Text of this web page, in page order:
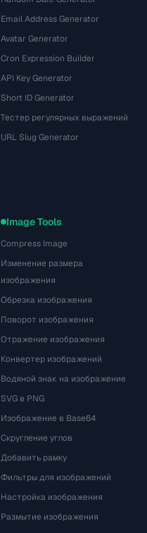
Email Address Generator
Avatar Generator
Cron Expression Builder
API Key Generator
Short ID Generator
Тестер регулярных выражений
URL Slug Generator
Image Tools
Compress Image
Изменение размера
изображения
Обрезка изображения
Поворот изображения
Отражение изображения
Конвертер изображений
Водяной знак на изображение
SVG в PNG
Изображение в Base64
Скругление углов
Добавить рамку
Фильтры для изображений
Настройка изображения
Размытие изображения